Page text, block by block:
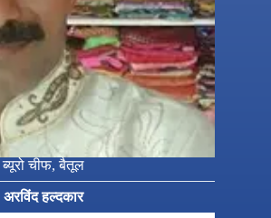
ब्यूरो चीफ, बैतूल
अरविंद हल्दकार